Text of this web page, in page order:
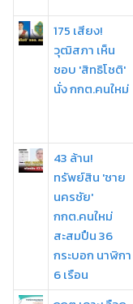
175 เสียง!
วุฒิสภา เห็น
ชอบ 'สิทธิโชติ'
นั่ง กกต.คนใหม่
43 ล้าน!
ทรัพย์สิน 'ชาย
นครชัย'
กกต.คนใหม่
สะสมปืน 36
กระบอก นาฬิกา
6 เรือน